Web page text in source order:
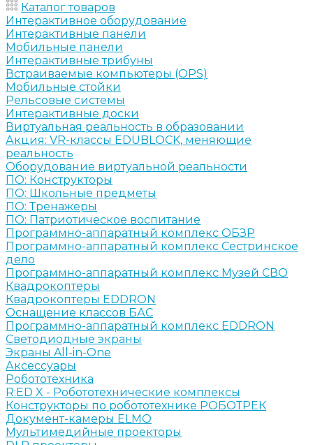
Каталог товаров
Интерактивное оборудование
Интерактивные панели
Мобильные панели
Интерактивные трибуны
Встраиваемые компьютеры (OPS)
Мобильные стойки
Рельсовые системы
Интерактивные доски
Виртуальная реальность в образовании
Акция: VR-классы EDUBLOCK, меняющие
реальность
Оборудование виртуальной реальности
ПО: Конструкторы
ПО: Школьные предметы
ПО: Тренажеры
ПО: Патриотическое воспитание
Программно-аппаратный комплекс ОБЗР
Программно-аппаратный комплекс Сестринское
дело
Программно-аппаратный комплекс Музей СВО
Квадрокоптеры
Квадрокоптеры EDDRON
Оснащение классов БАС
Программно-аппаратный комплекс EDDRON
Светодиодные экраны
Экраны All-in-One
Аксессуары
Робототехника
R:ED X - Робототехнические комплексы
Конструкторы по робототехнике РОБОТРЕК
Документ-камеры ELMO
Мультимедийные проекторы